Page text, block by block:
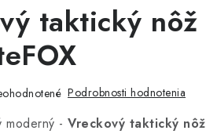
taktický nôž
Podrobnosti hodnotenia
moderný - Vreckový taktický nôž